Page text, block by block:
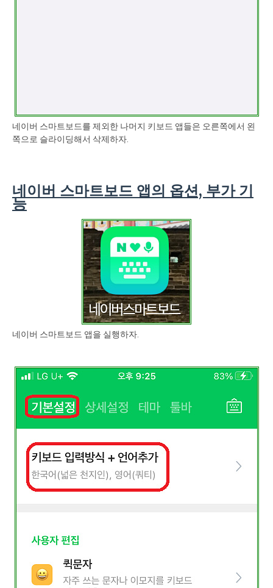
네이버 스마트보드를 제외한 나머지 키보드 앱들은 오른쪽에서 왼
쪽으로 슬라이딩해서 삭제하자.
네이버 스마트보드 앱의 옵션, 부가 기
능
네이버 스마트보드 앱을 실행하자.